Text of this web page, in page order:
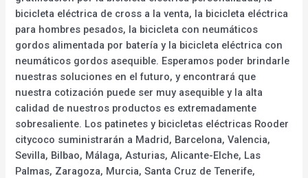
bicicleta eléctrica de cross a la venta, la bicicleta eléctrica
para hombres pesados, la bicicleta con neumáticos
gordos alimentada por batería y la bicicleta eléctrica con
neumáticos gordos asequible. Esperamos poder brindarle
nuestras soluciones en el futuro, y encontrará que
nuestra cotización puede ser muy asequible y la alta
calidad de nuestros productos es extremadamente
sobresaliente. Los patinetes y bicicletas eléctricas Rooder
citycoco suministrarán a Madrid, Barcelona, Valencia,
Sevilla, Bilbao, Málaga, Asturias, Alicante-Elche, Las
Palmas, Zaragoza, Murcia, Santa Cruz de Tenerife,